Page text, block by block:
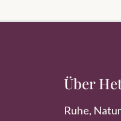
Über
Ruhe,